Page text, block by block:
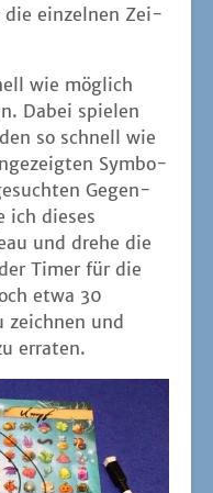
die ein­zel­nen Zei­
wie mög­lich
Dabei spie­len
so schnell wie
Sym­bo­
Gegen­
ich die­ses
und dre­he die
Timer für die
etwa 30
zeich­nen und
erraten.